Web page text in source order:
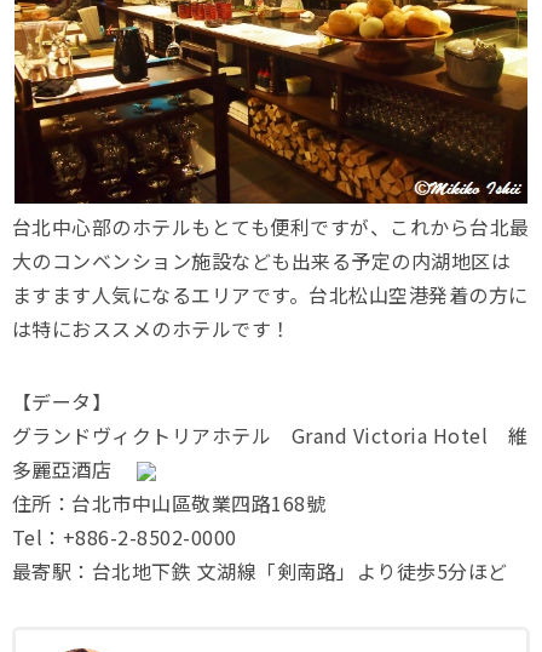
台北中心部のホテルもとても便利ですが、これから台北最
大のコンベンション施設なども出来る予定の内湖地区は
ますます人気になるエリアです。台北松山空港発着の方に
は特におススメのホテルです！
【データ】
グランドヴィクトリアホテル Grand Victoria Hotel 維
多麗亞酒店
住所：台北市中山區敬業四路168號
Tel：+886-2-8502-0000
最寄駅：台北地下鉄 文湖線「剣南路」より徒歩5分ほど